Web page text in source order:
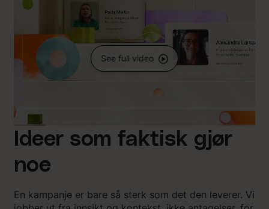
See full video
Ideer som faktisk gjør
noe
En kampanje er bare så sterk som det den leverer. Vi